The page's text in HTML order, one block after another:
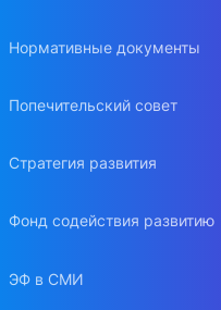
Нормативные документы
Попечительский совет
Стратегия развития
Фонд содействия развитию
ЭФ в СМИ